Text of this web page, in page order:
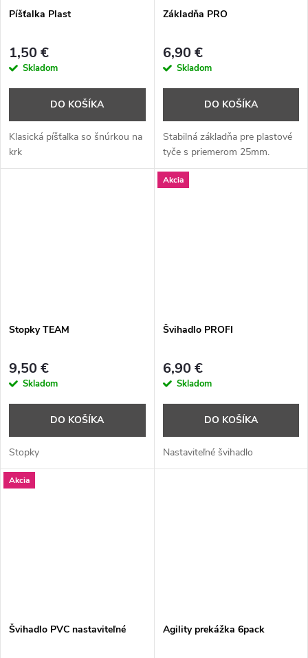
v
Píšťalka Plast
1,50 €
Skladom
DO KOŠÍKA
Klasická píšťalka so šnúrkou na
krk
Základňa PRO
6,90 €
Skladom
DO KOŠÍKA
Stabilná základňa pre plastové
tyče s priemerom 25mm.
Stopky TEAM
9,50 €
Skladom
DO KOŠÍKA
Stopky
Akcia
Švihadlo PROFI
6,90 €
Skladom
DO KOŠÍKA
Nastaviteľné švihadlo
Akcia
Švihadlo PVC nastaviteľné Agility prekážka 6pack